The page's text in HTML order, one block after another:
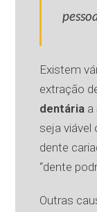
Existem
extração
dentária a
seja viável
dente
“dente
Outras